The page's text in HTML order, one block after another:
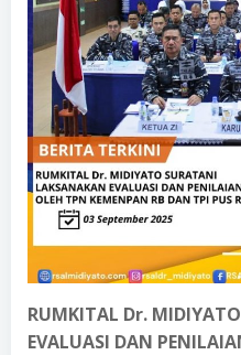
RUMKITAL Dr.
EVALUASI DAN